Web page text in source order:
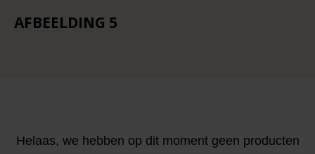
AFBEELDING 5
Helaas, we hebben op dit moment geen producten